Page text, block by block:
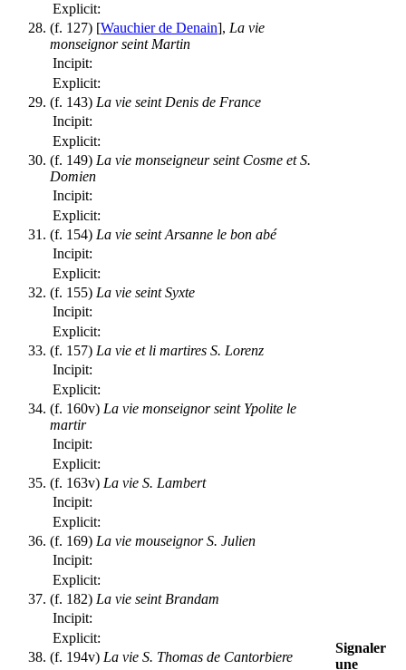
Explicit:
(f. 127) [Wauchier de Denain], La vie
monseignor seint Martin
Incipit:
Explicit:
(f. 143) La vie seint Denis de France
Incipit:
Explicit:
(f. 149) La vie monseigneur seint Cosme et S.
Domien
Incipit:
Explicit:
(f. 154) La vie seint Arsanne le bon abé
Incipit:
Explicit:
(f. 155) La vie seint Syxte
Incipit:
Explicit:
(f. 157) La vie et li martires S. Lorenz
Incipit:
Explicit:
(f. 160v) La vie monseignor seint Ypolite le
martir
Incipit:
Explicit:
(f. 163v) La vie S. Lambert
Incipit:
Explicit:
(f. 169) La vie mouseignor S. Julien
Incipit:
Explicit:
(f. 182) La vie seint Brandam
Incipit:
Explicit:
(f. 194v) La vie S. Thomas de Cantorbiere
Signaler
une